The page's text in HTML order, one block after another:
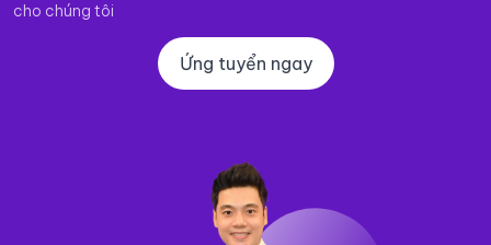
cho chúng tôi
Ứng tuyển ngay